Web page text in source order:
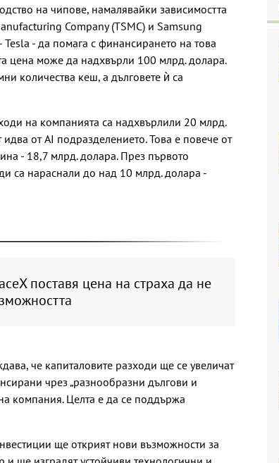
на чипове, намалявайки зависимостта
Company (TSMC) и Samsung
- да помага с финансирането на това
цена може да надхвърли 100 млрд. долара.
количества кеш, а дълговете ѝ са
на компанията са надхвърлили 20 млрд.
от AI подразделението. Това е повече от
- 18,7 млрд. долара. През първото
са нараснали до над 10 млрд. долара -
поставя цена на страха да не
че капиталовите разходи ще се увеличат
чрез „разнообразни дългови и
компания. Целта е да се поддържа
ще открият нови възможности за